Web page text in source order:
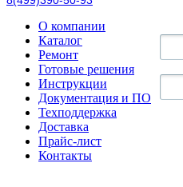
О компании
Каталог
Ремонт
Готовые решения
Инструкции
Документация и ПО
Техподдержка
Доставка
Прайс-лист
Контакты